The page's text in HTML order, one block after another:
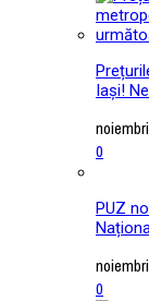
Iași!
0
PUZ
0